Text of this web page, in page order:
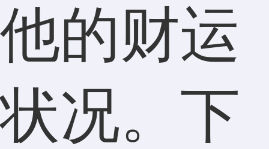
他的财运
状况。下